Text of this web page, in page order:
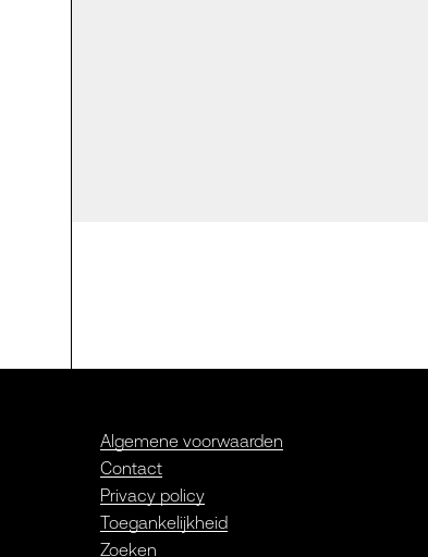
Algemene voorwaarden
Contact
Privacy policy
Toegankelijkheid
Zoeken